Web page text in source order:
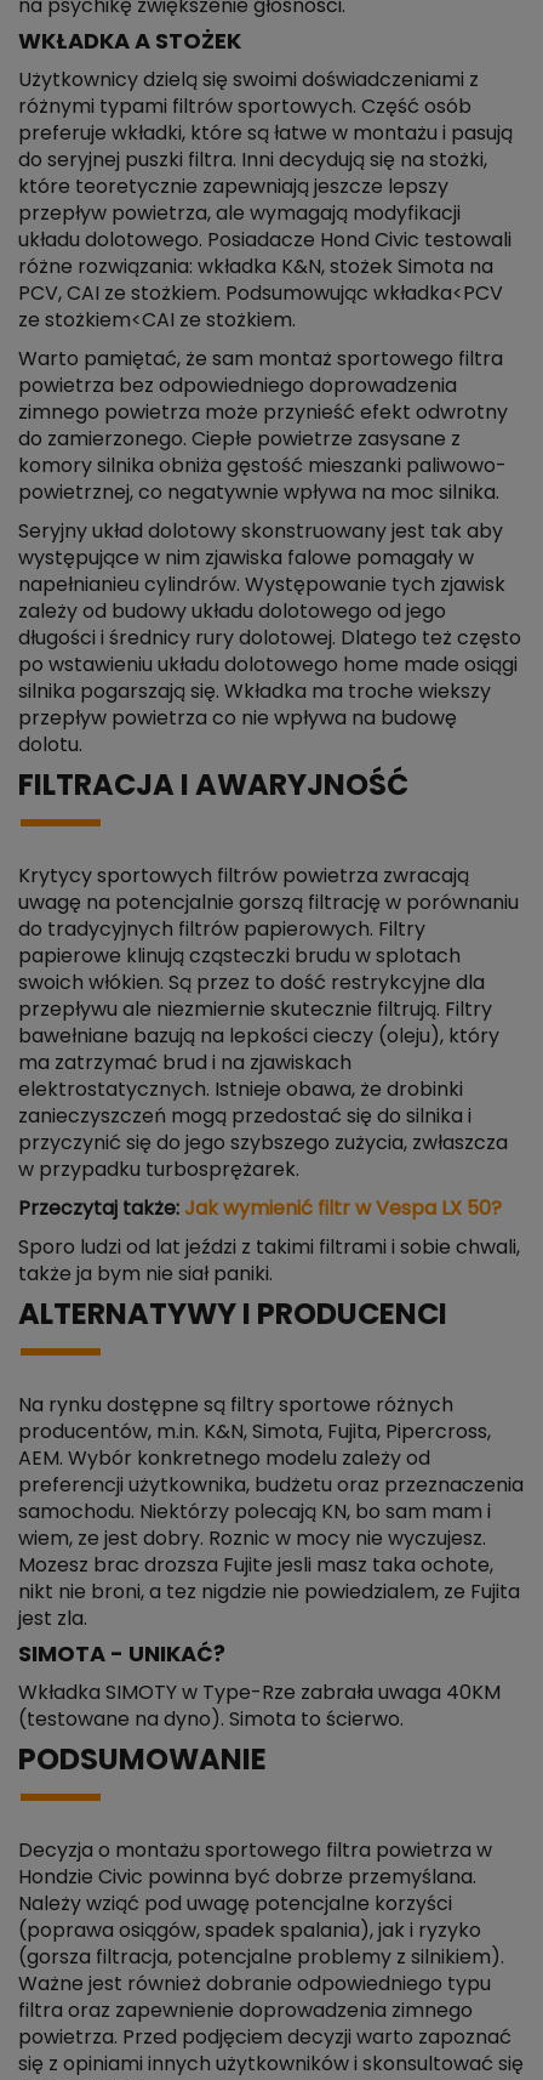
na psychikę zwiększenie głośności.
WKŁADKA A STOŻEK
Użytkownicy dzielą się swoimi doświadczeniami z
różnymi typami filtrów sportowych. Część osób
preferuje wkładki, które są łatwe w montażu i pasują
do seryjnej puszki filtra. Inni decydują się na stożki,
które teoretycznie zapewniają jeszcze lepszy
przepływ powietrza, ale wymagają modyfikacji
układu dolotowego. Posiadacze Hond Civic testowali
różne rozwiązania: wkładka K&N, stożek Simota na
PCV, CAI ze stożkiem. Podsumowując wkładka<PCV
ze stożkiem<CAI ze stożkiem.
Warto pamiętać, że sam montaż sportowego filtra
powietrza bez odpowiedniego doprowadzenia
zimnego powietrza może przynieść efekt odwrotny
do zamierzonego. Ciepłe powietrze zasysane z
komory silnika obniża gęstość mieszanki paliwowo-
powietrznej, co negatywnie wpływa na moc silnika.
Seryjny układ dolotowy skonstruowany jest tak aby
występujące w nim zjawiska falowe pomagały w
napełnianieu cylindrów. Występowanie tych zjawisk
zależy od budowy układu dolotowego od jego
długości i średnicy rury dolotowej. Dlatego też często
po wstawieniu układu dolotowego home made osiągi
silnika pogarszają się. Wkładka ma troche wiekszy
przepływ powietrza co nie wpływa na budowę
dolotu.
FILTRACJA I AWARYJNOŚĆ
Krytycy sportowych filtrów powietrza zwracają
uwagę na potencjalnie gorszą filtrację w porównaniu
do tradycyjnych filtrów papierowych. Filtry
papierowe klinują cząsteczki brudu w splotach
swoich włókien. Są przez to dość restrykcyjne dla
przepływu ale niezmiernie skutecznie filtrują. Filtry
bawełniane bazują na lepkości cieczy (oleju), który
ma zatrzymać brud i na zjawiskach
elektrostatycznych. Istnieje obawa, że drobinki
zanieczyszczeń mogą przedostać się do silnika i
przyczynić się do jego szybszego zużycia, zwłaszcza
w przypadku turbosprężarek.
Przeczytaj także: Jak wymienić filtr w Vespa LX 50?
Sporo ludzi od lat jeździ z takimi filtrami i sobie chwali,
także ja bym nie siał paniki.
ALTERNATYWY I PRODUCENCI
Na rynku dostępne są filtry sportowe różnych
producentów, m.in. K&N, Simota, Fujita, Pipercross,
AEM. Wybór konkretnego modelu zależy od
preferencji użytkownika, budżetu oraz przeznaczenia
samochodu. Niektórzy polecają KN, bo sam mam i
wiem, ze jest dobry. Roznic w mocy nie wyczujesz.
Mozesz brac drozsza Fujite jesli masz taka ochote,
nikt nie broni, a tez nigdzie nie powiedzialem, ze Fujita
jest zla.
SIMOTA - UNIKAĆ?
Wkładka SIMOTY w Type-Rze zabrała uwaga 40KM
(testowane na dyno). Simota to ścierwo.
PODSUMOWANIE
Decyzja o montażu sportowego filtra powietrza w
Hondzie Civic powinna być dobrze przemyślana.
Należy wziąć pod uwagę potencjalne korzyści
(poprawa osiągów, spadek spalania), jak i ryzyko
(gorsza filtracja, potencjalne problemy z silnikiem).
Ważne jest również dobranie odpowiedniego typu
filtra oraz zapewnienie doprowadzenia zimnego
powietrza. Przed podjęciem decyzji warto zapoznać
się z opiniami innych użytkowników i skonsultować się